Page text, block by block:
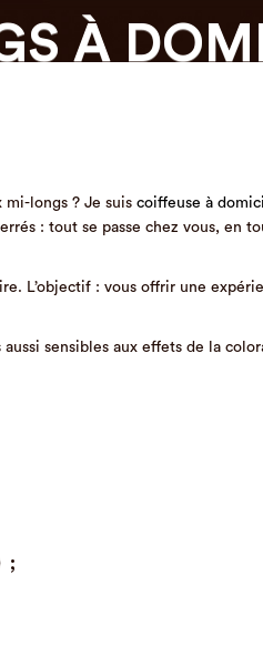
À
longs ? Je suis coiffeuse à
: tout se passe chez vous, en
L’objectif : vous offrir une
sensibles aux effets de la
;